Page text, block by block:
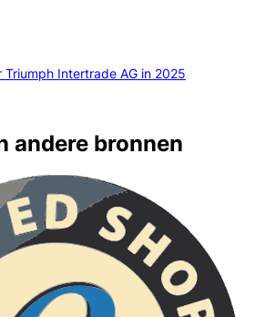
Intertrade AG in 2025
andere bronnen